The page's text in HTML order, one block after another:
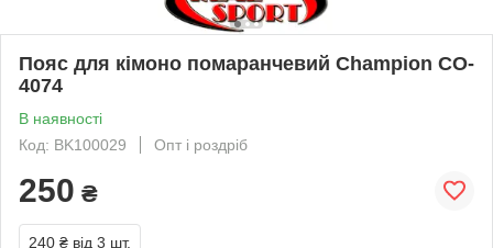
Пояс для кімоно помаранчевий Champion CO-
4074
В наявності
Код: BK100029
Опт і роздріб
250 ₴
240 ₴ від 3 шт.